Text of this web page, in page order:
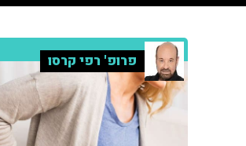
פרופ' רפי קרסו